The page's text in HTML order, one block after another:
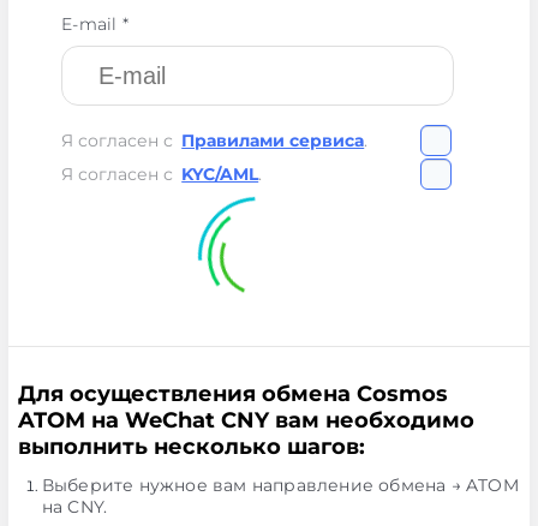
E-mail *
Я согласен с Правилами сервиса.
Я согласен с KYC/AML.
Для осуществления обмена Cosmos
ATOM на WeChat CNY вам необходимо
выполнить несколько шагов:
Выберите нужное вам направление обмена → ATOM
на CNY.